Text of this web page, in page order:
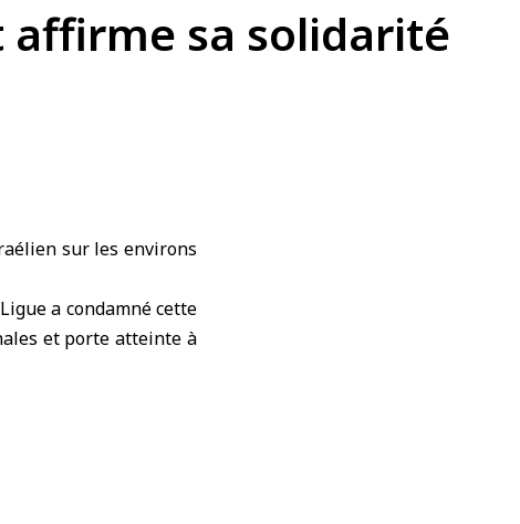
affirme sa solidarité
sur les environs
a condamné cette
et porte atteinte à